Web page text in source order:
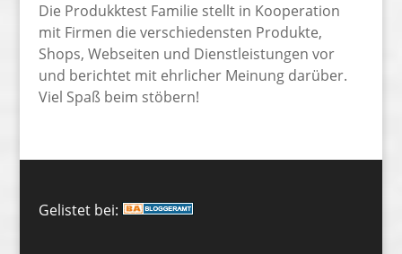
Die Produkktest Familie stellt in Kooperation
mit Firmen die verschiedensten Produkte,
Shops, Webseiten und Dienstleistungen vor
und berichtet mit ehrlicher Meinung darüber.
Viel Spaß beim stöbern!
Gelistet bei: